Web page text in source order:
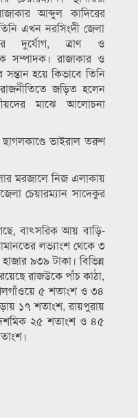
আব্দুল কাদিরের
এখন নরসিংদী জেলা
দুর্যোগ, ত্রাণ ও
সম্পাদক। রাজাকার ও
সন্তান হয়ে কিভাবে তিনি
জড়িত হলেন
মাঝে আলোচনা
ভাইরাল তরুণ
মরজালে নিজ এলাকায়
চেয়ারম্যান সাদেকুর
বাৎসরিক আয় বাড়ি-
লভ্যাংশ থেকে ৩
৯৩৯ টাকা। বিভিন্ন
রাজউকে পাঁচ কাঠা,
৫ শতাংশ ও ৩৪
১৭ শতাংশ, রায়পুরায়
২৫ শতাংশ ও ৪৫